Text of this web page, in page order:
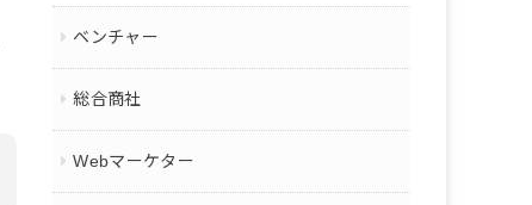
ベンチャー
総合商社
Webマーケター